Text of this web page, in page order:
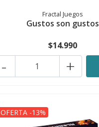
Fractal Juegos
Gustos son gustos
$14.990
+
-
OFERTA -13%